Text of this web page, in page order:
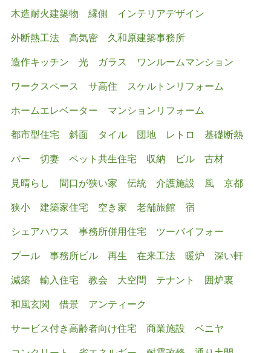
木造耐火建築物
縁側
インテリアデザイン
外断熱工法
高気密
久和原建築事務所
造作キッチン
光 ガラス
ワンルームマンション
ワークスペース
サ高住
スケルトンリフォーム
ホームエレベーター
マンションリフォーム
都市型住宅
斜面 タイル 団地 レトロ
基礎断熱
バー
切妻 ペット共生住宅 収納 ビル
古材
見晴らし
間口が狭い家 伝統 介護施設 風
京都
狭小
建築家住宅 空き家 老舗旅館
宿
シェアハウス
事務所併用住宅
ツーバイフォー
プール
事務所ビル 再生 在来工法 暖炉
深い軒
減築
輸入住宅 教会 大空間 テナント
囲炉裏
和風玄関
借景
アンティーク
サービス付き高齢者向け住宅
商業施設
ベニヤ